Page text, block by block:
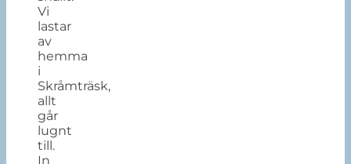
Vi
lastar
av
hemma
i
Skråmträsk,
allt
går
lugnt
till.
In